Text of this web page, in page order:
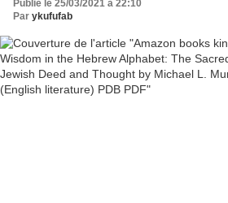
literature) PDB PDF
Publié le 25/03/2021 à 22:10
Par ykufufab